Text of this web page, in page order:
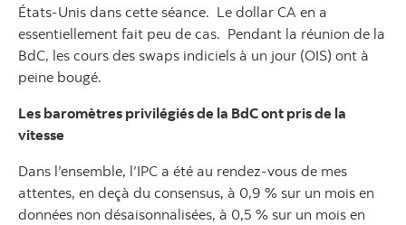
États-Unis dans cette séance. Le dollar CA en a
essentiellement fait peu de cas. Pendant la réunion de la
BdC, les cours des swaps indiciels à un jour (OIS) ont à
peine bougé.
Les baromètres privilégiés de la BdC ont pris de la
vitesse
Dans l’ensemble, l’IPC a été au rendez-vous de mes
attentes, en deçà du consensus, à 0,9 % sur un mois en
données non désaisonnalisées, à 0,5 % sur un mois en